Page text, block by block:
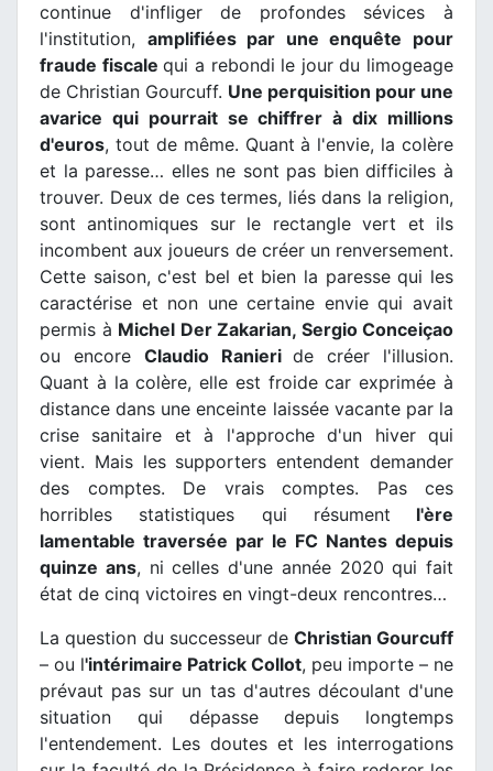
continue d'infliger de profondes sévices à
l'institution, amplifiées par une enquête pour
fraude fiscalequi a rebondi le jour du limogeage
de Christian Gourcuff. Une perquisition pour une
avarice qui pourrait se chiffrer à dix millions
d'euros, tout de même. Quant à l'envie, la colère
et la paresse… elles ne sont pas bien difficiles à
trouver. Deux de ces termes, liés dans la religion,
sont antinomiques sur le rectangle vert et ils
incombent aux joueurs de créer un renversement.
Cette saison, c'est bel et bien la paresse qui les
caractérise et non une certaine envie qui avait
permis à Michel Der Zakarian, Sergio Conceiçao
ou encore Claudio Ranieride créer l'illusion.
Quant à la colère, elle est froide car exprimée à
distance dans une enceinte laissée vacante par la
crise sanitaire et à l'approche d'un hiver qui
vient. Mais les supporters entendent demander
des comptes. De vrais comptes. Pas ces
horribles statistiques qui résument l'ère
lamentable traversée par le FC Nantes depuis
quinze ans, ni celles d'une année 2020 qui fait
état de cinq victoires en vingt-deux rencontres…
La question du successeur de Christian Gourcuff
– ou l'intérimaire Patrick Collot, peu importe – ne
prévaut pas sur un tas d'autres découlant d'une
situation qui dépasse depuis longtemps
l'entendement. Les doutes et les interrogations